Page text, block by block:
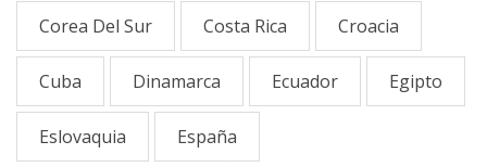
Corea Del Sur Costa Rica Croacia
Cuba Dinamarca Ecuador Egipto
Eslovaquia España